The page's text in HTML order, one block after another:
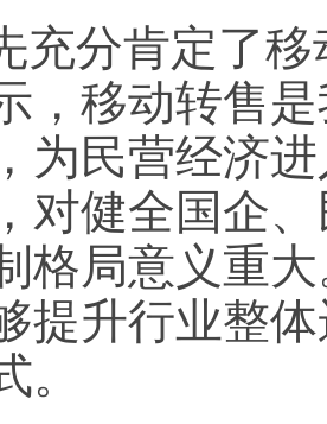
充分肯定了
，移动转售
为民营经济
对健全国企
格局意义重
提升行业整
。